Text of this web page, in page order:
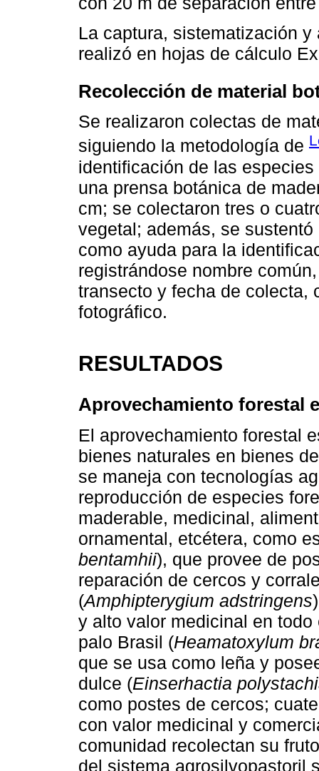
La captura, sistematización
realizó en hojas de cálculo
Recolección de material
Se realizaron colectas de
siguiendo la metodología de
identificación de las
una prensa botánica de
cm; se colectaron tres o
vegetal; además, se
como ayuda para la
registrándose nombre
transecto y fecha de colecta,
fotográfico.
RESULTADOS
Aprovechamiento forestal
El aprovechamiento forestal
bienes naturales en bienes
se maneja con tecnologías
reproducción de especies
maderable, medicinal,
ornamental, etcétera, como
bentamhii), que provee de
reparación de cercos y
(Amphipterygium adstringens
y alto valor medicinal en
palo Brasil (Heamatoxylum
que se usa como leña y
dulce (Einserhactia
como postes de cercos;
con valor medicinal y
comunidad recolectan su
del sistema agrosilvopastoril